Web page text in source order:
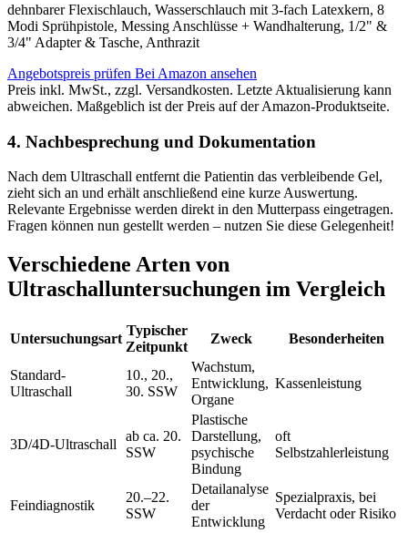
dehnbarer Flexischlauch, Wasserschlauch mit 3-fach Latexkern, 8
Modi Sprühpistole, Messing Anschlüsse + Wandhalterung, 1/2" &
3/4" Adapter & Tasche, Anthrazit
Angebotspreis prüfen Bei Amazon ansehen
Preis inkl. MwSt., zzgl. Versandkosten. Letzte Aktualisierung kann
abweichen. Maßgeblich ist der Preis auf der Amazon-Produktseite.
4. Nachbesprechung und Dokumentation
Nach dem Ultraschall entfernt die Patientin das verbleibende Gel,
zieht sich an und erhält anschließend eine kurze Auswertung.
Relevante Ergebnisse werden direkt in den Mutterpass eingetragen.
Fragen können nun gestellt werden – nutzen Sie diese Gelegenheit!
Verschiedene Arten von
Ultraschalluntersuchungen im Vergleich
Untersuchungsart
Typischer
Zeitpunkt
Zweck Besonderheiten
Standard-
Ultraschall
10., 20.,
30. SSW
Wachstum,
Entwicklung,
Organe
Kassenleistung
3D/4D-Ultraschall
ab ca. 20.
SSW
Plastische
Darstellung,
psychische
Bindung
oft
Selbstzahlerleistung
Feindiagnostik
20.–22.
SSW
Detailanalyse
der
Entwicklung
Spezialpraxis, bei
Verdacht oder Risiko